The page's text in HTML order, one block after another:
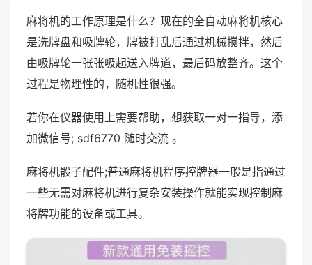
麻将机的工作原理是什么？现在的全自动麻将机核心
是洗牌盘和吸牌轮，牌被打乱后通过机械搅拌，然后
由吸牌轮一张张吸起送入牌道，最后码放整齐。这个
过程是物理性的，随机性很强。
若你在仪器使用上需要帮助，想获取一对一指导，添
加微信号; sdf6770 随时交流 。
麻将机骰子配件;普通麻将机程序控牌器一般是指通过
一些无需对麻将机进行复杂安装操作就能实现控制麻
将牌功能的设备或工具。